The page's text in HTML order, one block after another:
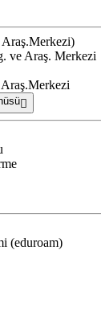
Araş.Merkezi)
ve Araş. Merkezi
(eduroam)